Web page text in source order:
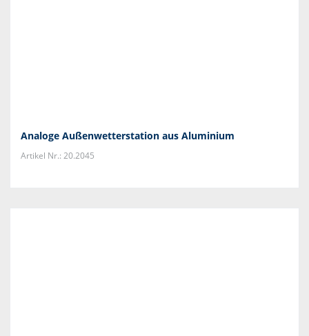
Analoge Außenwetterstation aus Aluminium
Artikel Nr.: 20.2045